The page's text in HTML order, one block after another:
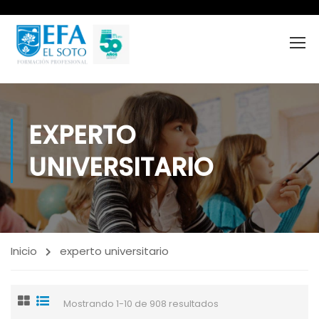
EXPERTO
UNIVERSITARIO
Inicio experto universitario
Mostrando 1-10 de 908 resultados